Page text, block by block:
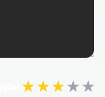
★★★★★